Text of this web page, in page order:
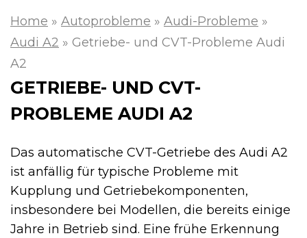
Home » Autoprobleme » Audi-Probleme »
Audi A2 » Getriebe- und CVT-Probleme Audi
A2
GETRIEBE- UND CVT-
PROBLEME AUDI A2
Das automatische CVT-Getriebe des Audi A2
ist anfällig für typische Probleme mit
Kupplung und Getriebekomponenten,
insbesondere bei Modellen, die bereits einige
Jahre in Betrieb sind. Eine frühe Erkennung